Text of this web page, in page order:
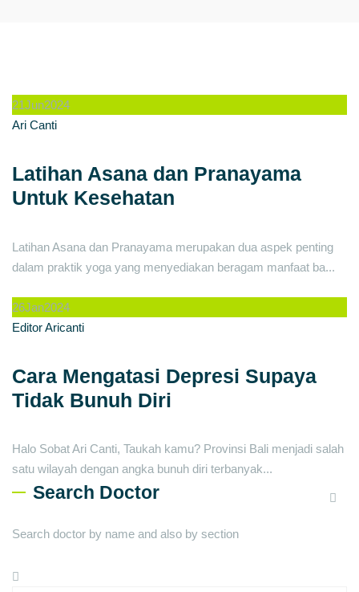
21Jun2024
Ari Canti
Latihan Asana dan Pranayama
Untuk Kesehatan
Latihan Asana dan Pranayama merupakan dua aspek penting
dalam praktik yoga yang menyediakan beragam manfaat ba...
26Jan2024
Editor Aricanti
Cara Mengatasi Depresi Supaya
Tidak Bunuh Diri
Halo Sobat Ari Canti, Taukah kamu? Provinsi Bali menjadi salah
satu wilayah dengan angka bunuh diri terbanyak...
Search Doctor
Search doctor by name and also by section